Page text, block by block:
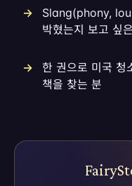
Slang(phony,
박혔는지 보고 싶
한 권으로 미국 청
책을 찾는 분